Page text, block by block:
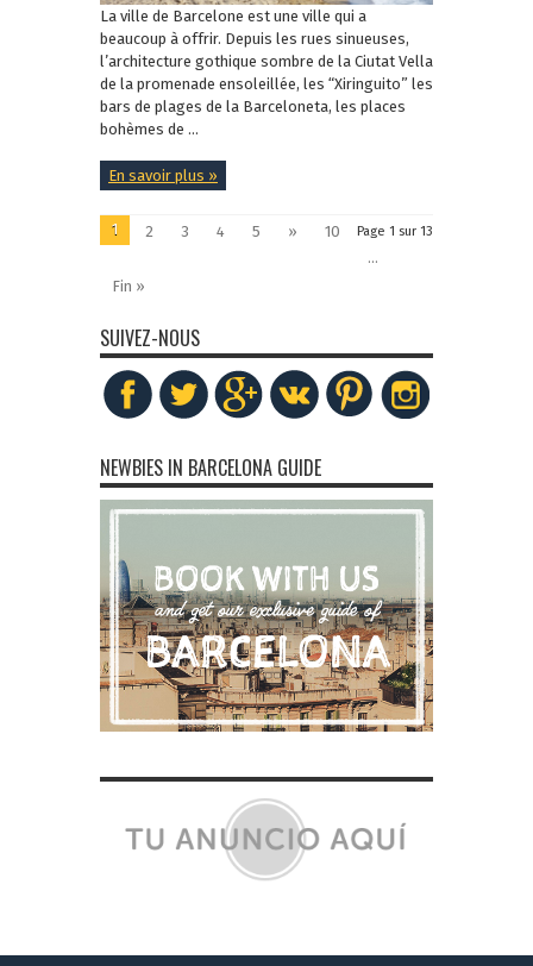
La ville de Barcelone est une ville qui a
beaucoup à offrir. Depuis les rues sinueuses,
l’architecture gothique sombre de la Ciutat Vella
de la promenade ensoleillée, les “Xiringuito” les
bars de plages de la Barceloneta, les places
bohèmes de ...
En savoir plus »
Page 1 sur 13
1 2 3 4 5 »
10
...
Fin »
SUIVEZ-NOUS
NEWBIES IN BARCELONA GUIDE